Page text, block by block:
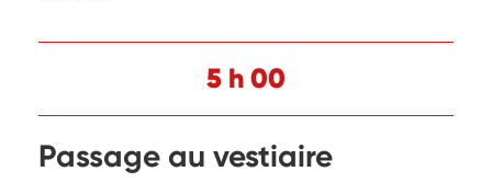
5 h 00
Passage au vestiaire